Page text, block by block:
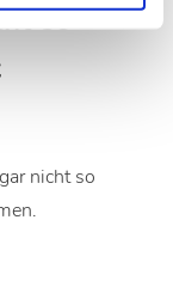
so
nicht so